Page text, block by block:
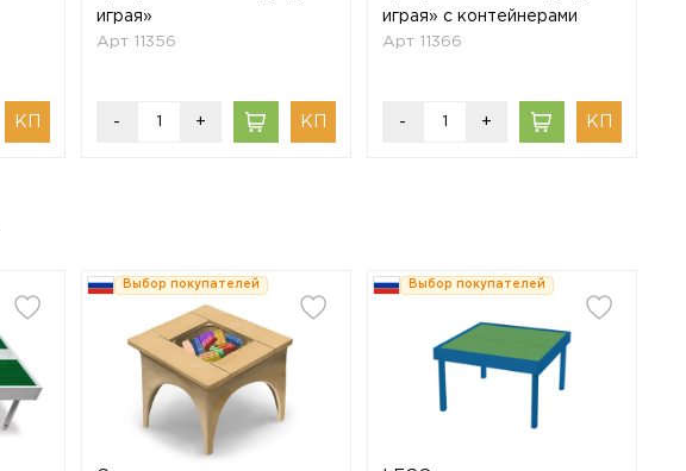
играя»
Арт 11356
- +
играя» с контейнерами
Арт 11366
- +
Выбор покупателей Выбор покупателей